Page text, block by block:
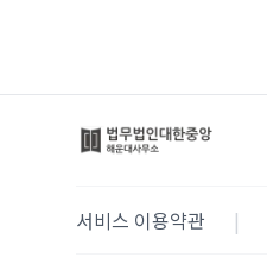
서비스 이용약관 |